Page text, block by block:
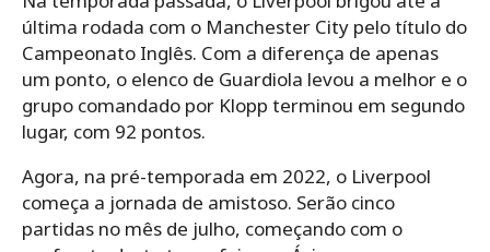
última rodada com o Manchester City pelo título do
Campeonato Inglês. Com a diferença de apenas
um ponto, o elenco de Guardiola levou a melhor e o
grupo comandado por Klopp terminou em segundo
lugar, com 92 pontos.
Agora, na pré-temporada em 2022, o Liverpool
começa a jornada de amistoso. Serão cinco
partidas no mês de julho, começando com o